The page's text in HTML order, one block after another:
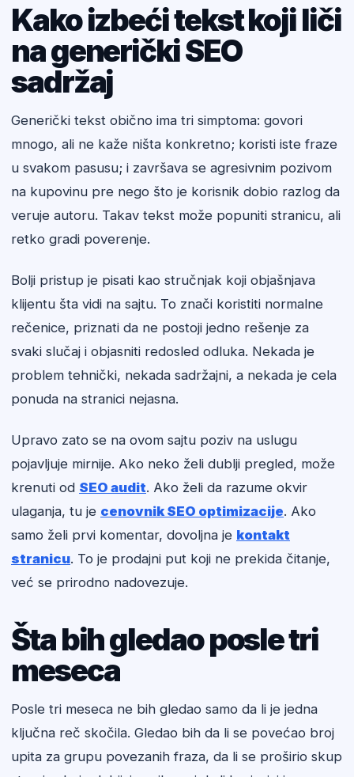
Kako izbeći tekst koji liči
na generički SEO
sadržaj
Generički tekst obično ima tri simptoma: govori
mnogo, ali ne kaže ništa konkretno; koristi iste fraze
u svakom pasusu; i završava se agresivnim pozivom
na kupovinu pre nego što je korisnik dobio razlog da
veruje autoru. Takav tekst može popuniti stranicu, ali
retko gradi poverenje.
Bolji pristup je pisati kao stručnjak koji objašnjava
klijentu šta vidi na sajtu. To znači koristiti normalne
rečenice, priznati da ne postoji jedno rešenje za
svaki slučaj i objasniti redosled odluka. Nekada je
problem tehnički, nekada sadržajni, a nekada je cela
ponuda na stranici nejasna.
Upravo zato se na ovom sajtu poziv na uslugu
pojavljuje mirnije. Ako neko želi dublji pregled, može
krenuti od SEO audit. Ako želi da razume okvir
ulaganja, tu je cenovnik SEO optimizacije. Ako
samo želi prvi komentar, dovoljna je kontakt
stranicu. To je prodajni put koji ne prekida čitanje,
već se prirodno nadovezuje.
Šta bih gledao posle tri
meseca
Posle tri meseca ne bih gledao samo da li je jedna
ključna reč skočila. Gledao bih da li se povećao broj
upita za grupu povezanih fraza, da li se proširio skup